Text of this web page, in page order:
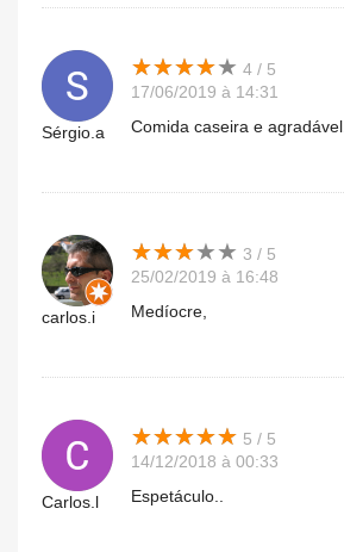
Sérgio.a
★★★★★
★★★★★ 4 / 5
17/06/2019 à 14:31
Comida caseira e agradável.
carlos.i
★★★★★
★★★★★ 3 / 5
25/02/2019 à 16:48
Medíocre,
Carlos.l
★★★★★
★★★★★ 5 / 5
14/12/2018 à 00:33
Espetáculo..